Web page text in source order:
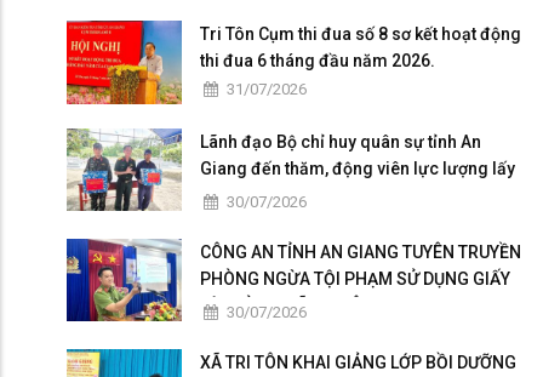
Tri Tôn Cụm thi đua số 8 sơ kết hoạt động
thi đua 6 tháng đầu năm 2026.
31/07/2026
Lãnh đạo Bộ chỉ huy quân sự tỉnh An
Giang đến thăm, động viên lực lượng lấy
mẫu hài cốt liệt sĩ tại Nghĩa trang Liệt sĩ
30/07/2026
CÔNG AN TỈNH AN GIANG TUYÊN TRUYỀN
PHÒNG NGỪA TỘI PHẠM SỬ DỤNG GIẤY
TỜ GIẢ TẠI XÃ TRI TÔN
30/07/2026
XÃ TRI TÔN KHAI GIẢNG LỚP BỒI DƯỠNG